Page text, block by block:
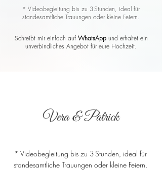
* Videobegleitung bis zu 3 Stunden, ideal für
standesamtliche Trauungen oder kleine Feiern.
Schreibt mir einfach auf WhatsAppund erhaltet ein
unverbindliches Angebot für eure Hochzeit.
Vera & Patrick
* Videobegleitung bis zu 3 Stunden, ideal für
standesamtliche Trauungen oder kleine Feiern.